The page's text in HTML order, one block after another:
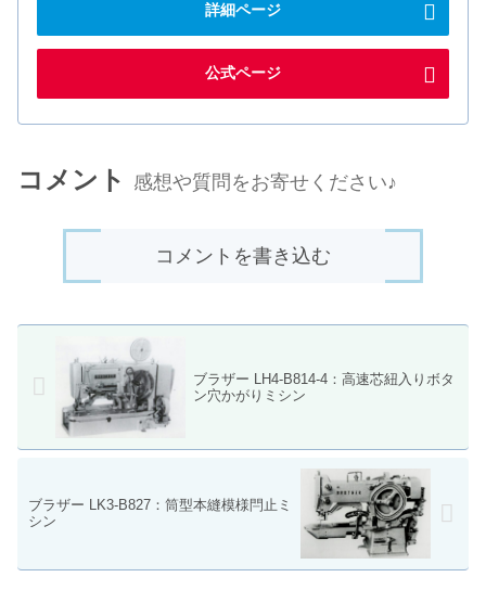
詳細ページ
公式ページ
コメント 感想や質問をお寄せください♪
コメントを書き込む
ブラザー LH4-B814-4：高速芯紐入りボタ
ン穴かがりミシン
ブラザー LK3-B827：筒型本縫模様閂止ミ
シン